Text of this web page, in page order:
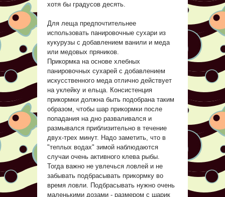
хотя бы градусов десять.
Для леща предпочтительнее
использовать панировочные сухари из
кукурузы с добавлением ванили и меда
или медовых пряников.
Прикормка на основе хлебных
панировочных сухарей с добавлением
искусственного меда отлично действует
на уклейку и ельца. Консистенция
прикормки должна быть подобрана таким
образом, чтобы шар прикормки после
попадания на дно разваливался и
размывался приблизительно в течение
двух-трех минут. Надо заметить, что в
"теплых водах" зимой наблюдаются
случаи очень активного клева рыбы.
Тогда важно не увлечься ловлей и не
забывать подбрасывать прикормку во
время ловли. Подбрасывать нужно очень
маленькими дозами - размером с шарик